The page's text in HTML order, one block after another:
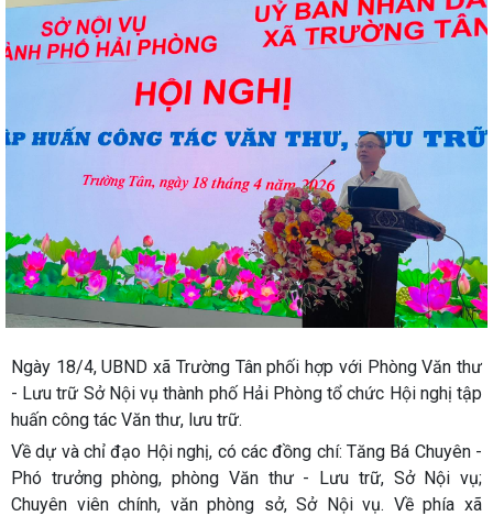
Ngày 18/4, UBND xã Trường Tân phối hợp với Phòng Văn thư
- Lưu trữ Sở Nội vụ thành phố Hải Phòng tổ chức Hội nghị tập
huấn công tác Văn thư, lưu trữ.
Về dự và chỉ đạo Hội nghị, có các đồng chí: Tăng Bá Chuyên -
Phó trưởng phòng, phòng Văn thư - Lưu trữ, Sở Nội vụ;
Chuyên viên chính, văn phòng sở, Sở Nội vụ. Về phía xã